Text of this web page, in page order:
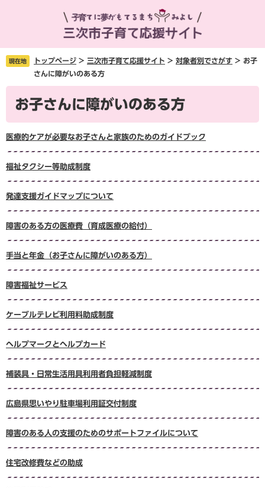
先
頭
を
飛
へ
現在地 トップページ > 三次市子育て応援サイト > 対象者別でさがす > お子
さんに障がいのある方
お子さんに障がいのある方
医療的ケアが必要なお子さんと家族のためのガイドブック
福祉タクシー等助成制度
発達支援ガイドマップについて
障害のある方の医療費（育成医療の給付）
手当と年金（お子さんに障がいのある方）
障害福祉サービス
ケーブルテレビ利用料助成制度
ヘルプマークとヘルプカード
補装具・日常生活用具利用者負担軽減制度
広島県思いやり駐車場利用証交付制度
障害のある人の支援のためのサポートファイルについて
住宅改修費などの助成